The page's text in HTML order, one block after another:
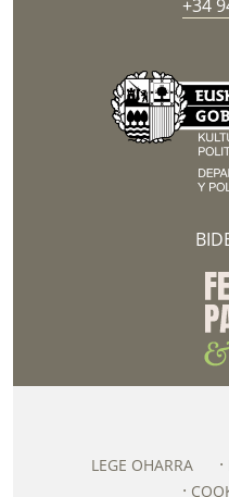
+34
LEGE OHARRA